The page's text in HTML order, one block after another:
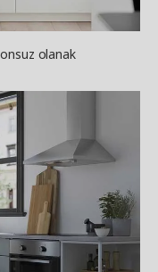
olanak